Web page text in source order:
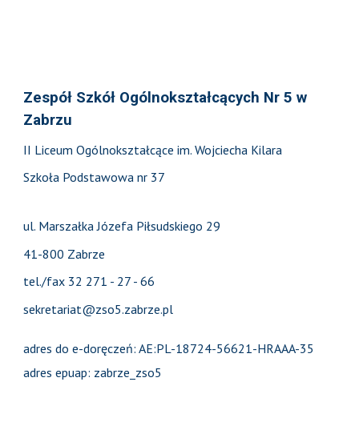
Zespół Szkół Ogólnokształcących Nr 5 w
Zabrzu
II Liceum Ogólnokształcące im. Wojciecha Kilara
Szkoła Podstawowa nr 37
ul. Marszałka Józefa Piłsudskiego 29
41-800 Zabrze
tel./fax 32 271 - 27 - 66
sekretariat@zso5.zabrze.pl
adres do e-doręczeń: AE:PL-18724-56621-HRAAA-35
adres epuap: zabrze_zso5